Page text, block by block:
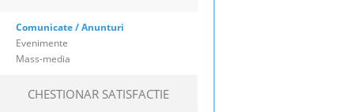
Comunicate / Anunturi
Evenimente
Mass-media
CHESTIONAR SATISFACTIE